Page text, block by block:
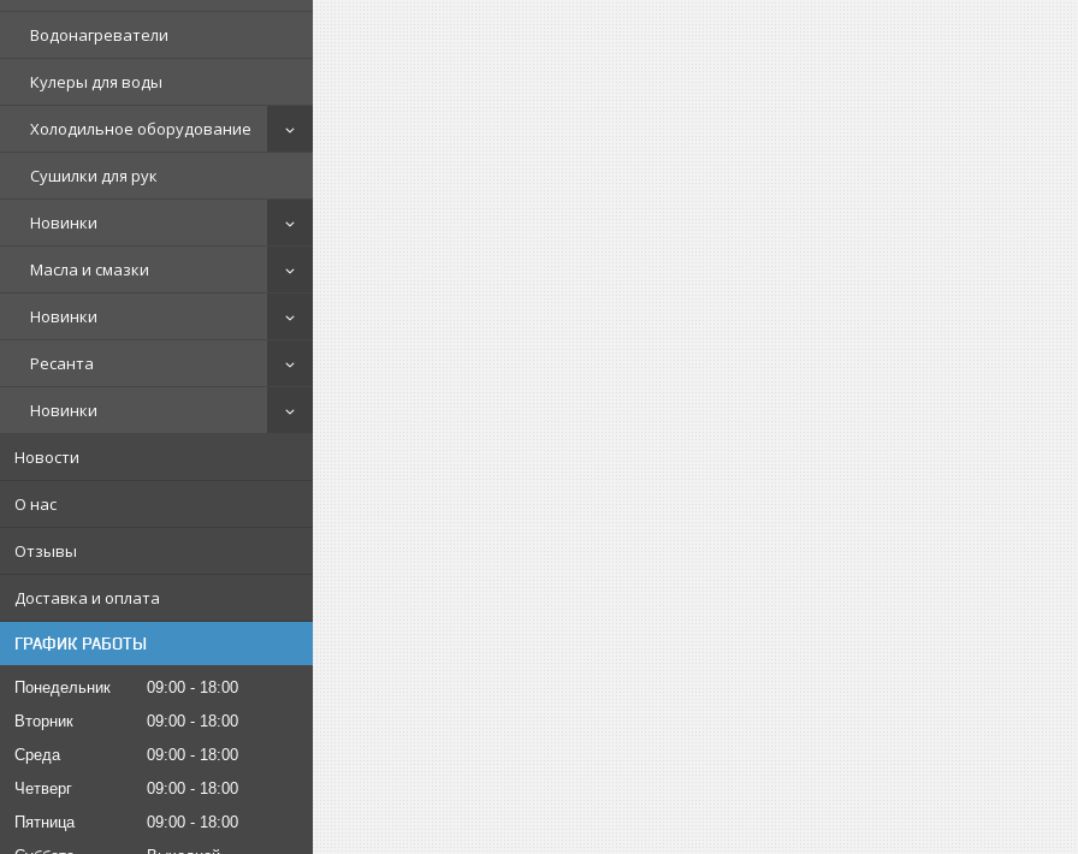
Водонагреватели
Кулеры для воды
Холодильное оборудование
Сушилки для рук
Новинки
Масла и смазки
Новинки
Ресанта
Новинки
Новости
О нас
Отзывы
Доставка и оплата
ГРАФИК РАБОТЫ
Понедельник 09:00
18:00
Вторник
09:00
18:00
Среда
09:00
18:00
Четверг
09:00
18:00
Пятница
09:00
18:00